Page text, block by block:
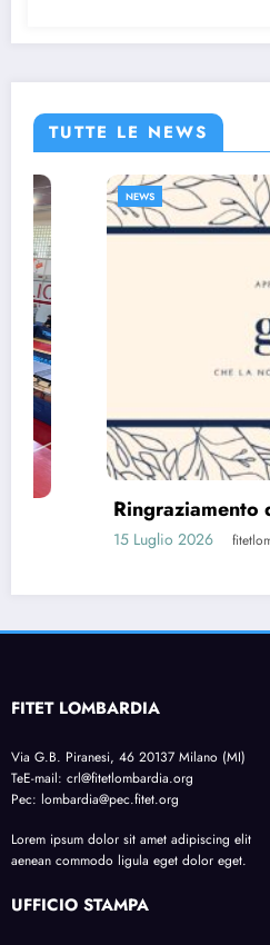
TUTTE LE NEWS
Ringraziamento della
15 Luglio 2026 fitetlombardia
FITET LOMBARDIA
Via G.B. Piranesi, 46 20137 Milano (MI)
TeE-mail: crl@fitetlombardia.org
Pec: lombardia@pec.fitet.org
Lorem ipsum dolor sit amet adipiscing elit
aenean commodo ligula eget dolor eget.
UFFICIO STAMPA